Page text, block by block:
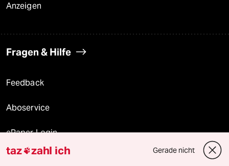
Anzeigen
Fragen & Hilfe
Feedback
Aboservice
ePaper Login
Downloads für Abonnierende
taz zahl ich Gerade nicht